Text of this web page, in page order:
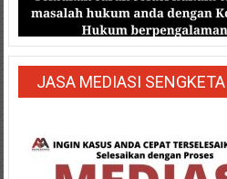
Pusat/
Karawang/
Lampung
Barat/
Lampung
Jambi/
Bengkulu/
JASA MEDIASI SENGKETA